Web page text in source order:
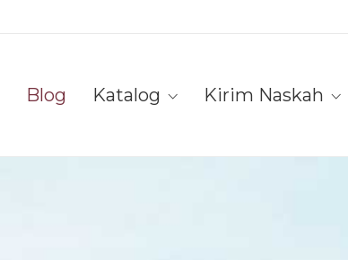
Blog Katalog Kirim Naskah